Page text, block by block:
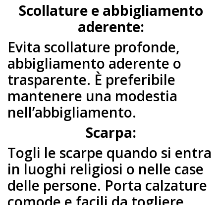
Scollature e abbigliamento
aderente:
Evita scollature profonde,
abbigliamento aderente o
trasparente. È preferibile
mantenere una modestia
nell’abbigliamento.
Scarpa:
Togli le scarpe quando si entra
in luoghi religiosi o nelle case
delle persone. Porta calzature